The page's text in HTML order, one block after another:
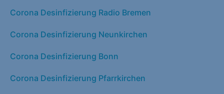
Corona Desinfizierung Radio Bremen
Corona Desinfizierung Neunkirchen
Corona Desinfizierung Bonn
Corona Desinfizierung Pfarrkirchen